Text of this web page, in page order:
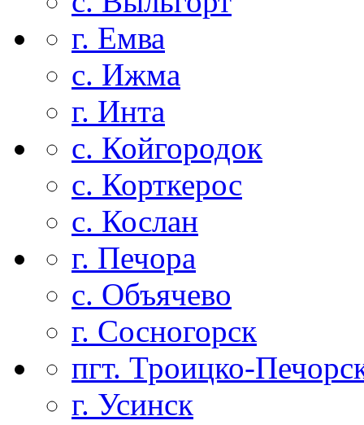
г. Емва
с. Ижма
г. Инта
с. Койгородок
с. Корткерос
с. Кослан
г. Печора
с. Объячево
г. Сосногорск
пгт. Троицко-
г. Усинск